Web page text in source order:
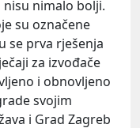
nimalo bolji.
su označene
se prva rješenja
za izvođače
i obnovljeno
svojim
i Grad Zagreb